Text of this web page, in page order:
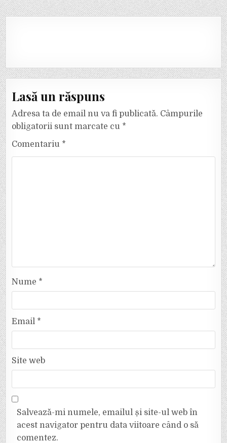
Lasă un răspuns
Adresa ta de email nu va fi publicată. Câmpurile
obligatorii sunt marcate cu *
Comentariu *
Nume *
Email *
Site web
Salvează-mi numele, emailul și site-ul web în
acest navigator pentru data viitoare când o să
comentez.